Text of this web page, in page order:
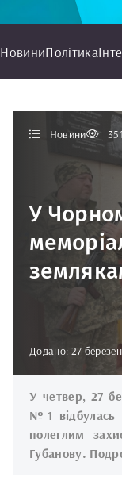
НовиниПолітика
Новини 351
У
Додано: 27
У четвер, 27
№1 відбулась
полеглим
Губанову.